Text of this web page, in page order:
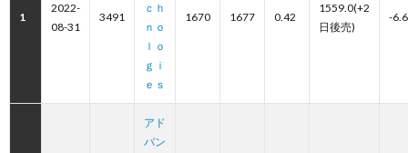
1
2022-
08-31
3491
ｃｈ
ｎｏ
ｌｏ
ｇｉ
ｅｓ
1670 1677 0.42
1559.0(+2
日後売)
-
アド
バン